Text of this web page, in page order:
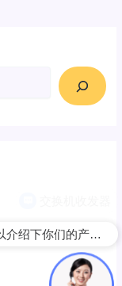
可以介绍下你们的产品么